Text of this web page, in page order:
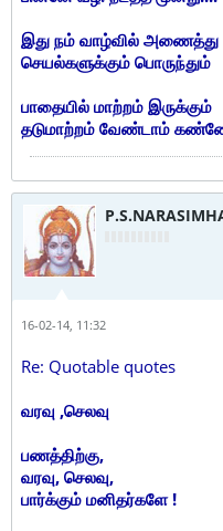
இது நம் வாழ்வில் அணைத்து
செயல்களுக்கும் பொருந்தும்
பாதையில் மாற்றம் இருக்கும்
தடுமாற்றம் வேண்டாம்
16-02-14, 11:32
Re: Quotable quotes
வரவு ,செலவு
பணத்திற்கு,
வரவு, செலவு,
பார்க்கும் மனிதர்களே !